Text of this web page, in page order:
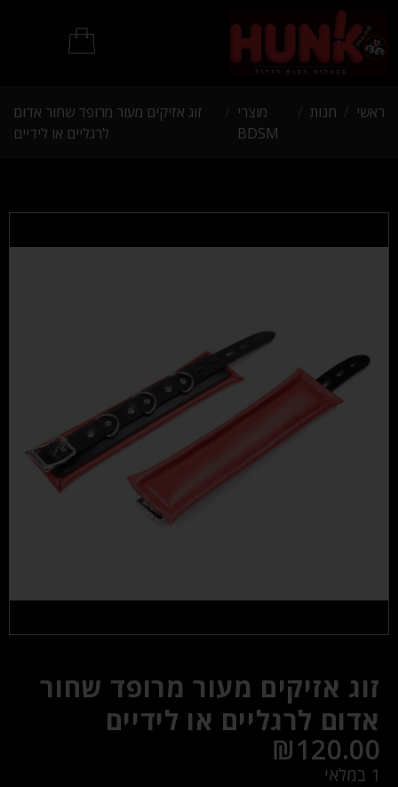
ראשי חנות
מוצרי
BDSM
זוג אזיקים מעור מרופד שחור אדום
לרגליים או לידיים
זוג אזיקים מעור מרופד שחור
אדום לרגליים או לידיים
₪120.00
1 במלאי